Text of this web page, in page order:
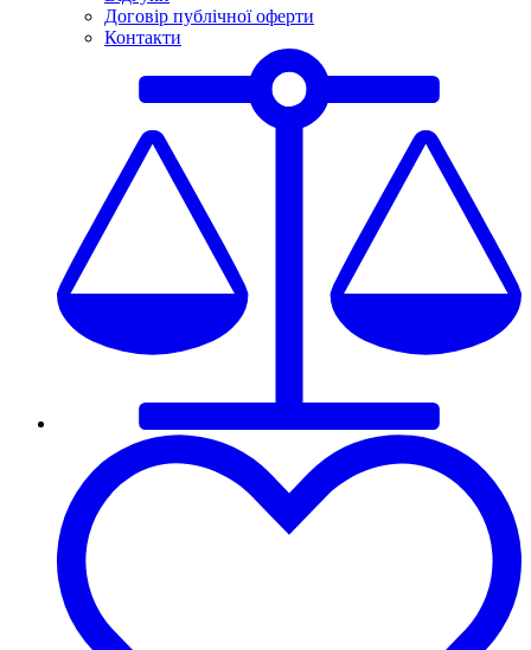
Договір публічної оферти
Контакти